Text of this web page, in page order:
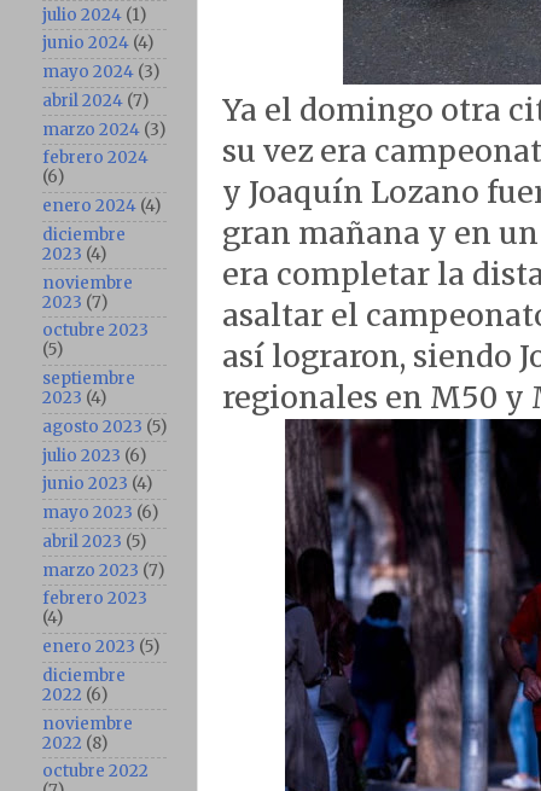
Ya el domingo otra
su vez era
y Joaquín Lozano
gran mañana y en
era completar la
asaltar el
así lograron, siendo
regionales en M50 y
julio 2024 (1)
junio 2024 (4)
mayo 2024 (3)
abril 2024 (7)
marzo 2024 (3)
febrero 2024
(6)
enero 2024 (4)
diciembre
2023 (4)
noviembre
2023 (7)
octubre 2023
(5)
septiembre
2023 (4)
agosto 2023 (5)
julio 2023 (6)
junio 2023 (4)
mayo 2023 (6)
abril 2023 (5)
marzo 2023 (7)
febrero 2023
(4)
enero 2023 (5)
diciembre
2022 (6)
noviembre
2022 (8)
octubre 2022